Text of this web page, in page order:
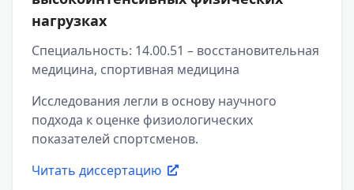
нагрузках
Специальность: 14.00.51 – восстановительная
медицина, спортивная медицина
Исследования легли в основу научного
подхода к оценке физиологических
показателей спортсменов.
Читать диссертацию